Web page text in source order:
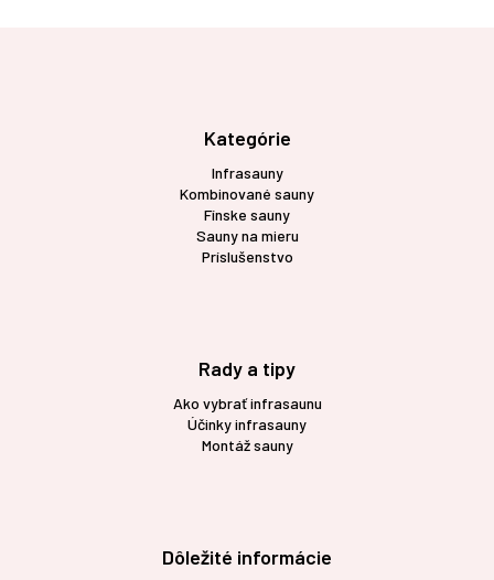
Kategórie
Infrasauny
Kombinované sauny
Fínske sauny
Sauny na mieru
Príslušenstvo
Rady a tipy
Ako vybrať infrasaunu
Účinky infrasauny
Montáž sauny
Dôležité informácie